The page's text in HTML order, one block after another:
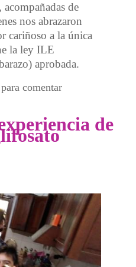
de
nos abrazaron
cariñoso a la única
la ley ILE
aprobada.
inquietas de cultura
para comentar
de